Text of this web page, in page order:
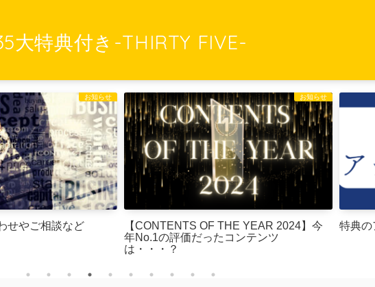
大特典付き-THIRTY FIVE-
お知らせ
せやご相談など
お知らせ
【CONTENTS OF THE YEAR 2024】今
年No.1の評価だったコンテンツ
は・・・？
特典の